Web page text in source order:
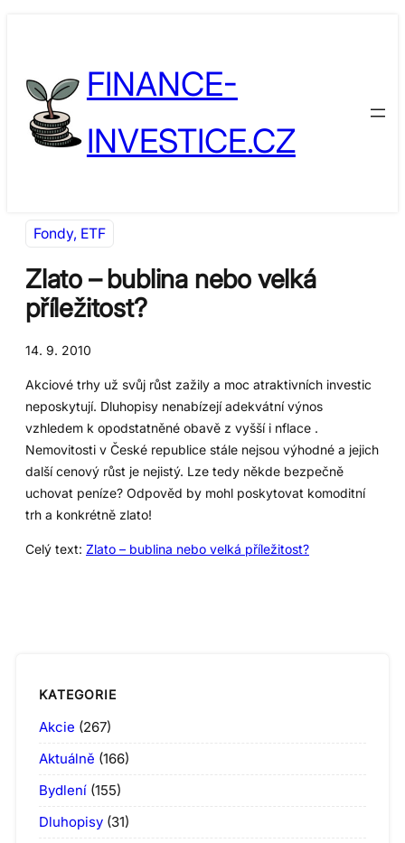
FINANCE-
INVESTICE.CZ
Fondy, ETF
Zlato – bublina nebo velká
příležitost?
14. 9. 2010
Akciové trhy už svůj růst zažily a moc atraktivních investic
neposkytují. Dluhopisy nenabízejí adekvátní výnos
vzhledem k opodstatněné obavě z vyšší i nflace .
Nemovitosti v České republice stále nejsou výhodné a jejich
další cenový růst je nejistý. Lze tedy někde bezpečně
uchovat peníze? Odpověd by mohl poskytovat komoditní
trh a konkrétně zlato!
Celý text: Zlato – bublina nebo velká příležitost?
KATEGORIE
Akcie (267)
Aktuálně (166)
Bydlení (155)
Dluhopisy (31)